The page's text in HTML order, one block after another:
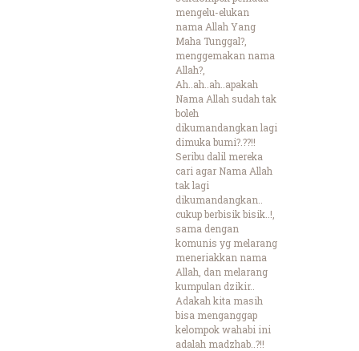
mengelu-elukan
nama Allah Yang
Maha Tunggal?,
menggemakan nama
Allah?,
Ah..ah..ah..apakah
Nama Allah sudah tak
boleh
dikumandangkan lagi
dimuka bumi?.??!!
Seribu dalil mereka
cari agar Nama Allah
tak lagi
dikumandangkan..
cukup berbisik bisik..!,
sama dengan
komunis yg melarang
meneriakkan nama
Allah, dan melarang
kumpulan dzikir..
Adakah kita masih
bisa menganggap
kelompok wahabi ini
adalah madzhab..?!!